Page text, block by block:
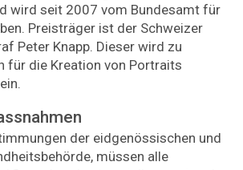
wird seit 2007 vom Bundesamt für
Preisträger ist der Schweizer
Peter Knapp. Dieser wird zu
für die Kreation von Portraits
der eidgenössischen und
müssen alle